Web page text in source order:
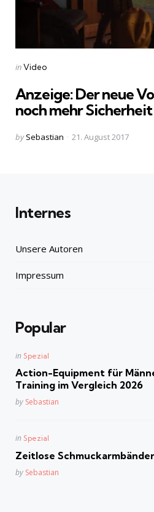
Categories
Posted
inVideo
Anzeige: Der neue
noch mehr Sicherheit
Posted
by Sebastian 21. August 2017
Internes
Unsere Autoren
Impressum
Popular
Posted
in Spezial
Action-Equipment für
Training im Vergleich 2026
Posted
by Sebastian
Posted
in Spezial
Zeitlose
Posted
by Sebastian